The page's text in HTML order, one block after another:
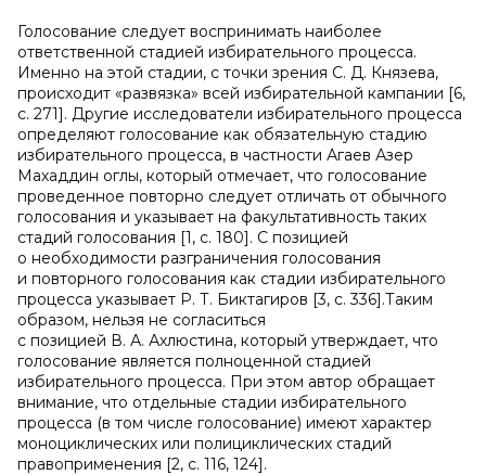
Голосование следует воспринимать наиболее
ответственной стадией избирательного процесса.
Именно на этой стадии, с точки зрения С. Д. Князева,
происходит «развязка» всей избирательной кампании [6,
с. 271]. Другие исследователи избирательного процесса
определяют голосование как обязательную стадию
избирательного процесса, в частности Агаев Азер
Махаддин оглы, который отмечает, что голосование
проведенное повторно следует отличать от обычного
голосования и указывает на факультативность таких
стадий голосования [1, с. 180]. С позицией
о необходимости разграничения голосования
и повторного голосования как стадии избирательного
процесса указывает Р. Т. Биктагиров [3, с. 336].Таким
образом, нельзя не согласиться
с позицией В. А. Ахлюстина, который утверждает, что
голосование является полноценной стадией
избирательного процесса. При этом автор обращает
внимание, что отдельные стадии избирательного
процесса (в том числе голосование) имеют характер
моноциклических или полициклических стадий
правоприменения [2, с. 116, 124].